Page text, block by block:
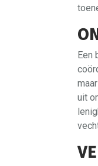
Een
uit